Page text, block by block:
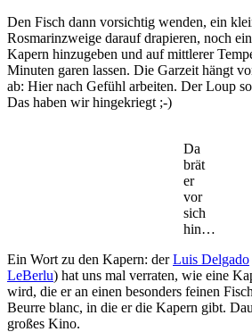
Den Fisch dann vorsichtig wenden, ein
Rosmarinzweige darauf drapieren, noch
Kapern hinzugeben und auf mittlerer
Minuten garen lassen. Die Garzeit hängt
ab: Hier nach Gefühl arbeiten. Der Loup
Das haben wir hingekriegt ;-)
Da
brät
er
vor
sich
hin…
Ein Wort zu den Kapern: derLuis Delgado
LeBerlu) hat uns mal verraten, wie eine
wird, die er an einen besonders feinen
Beurre blanc, in die er die Kapern gibt.
großes Kino.